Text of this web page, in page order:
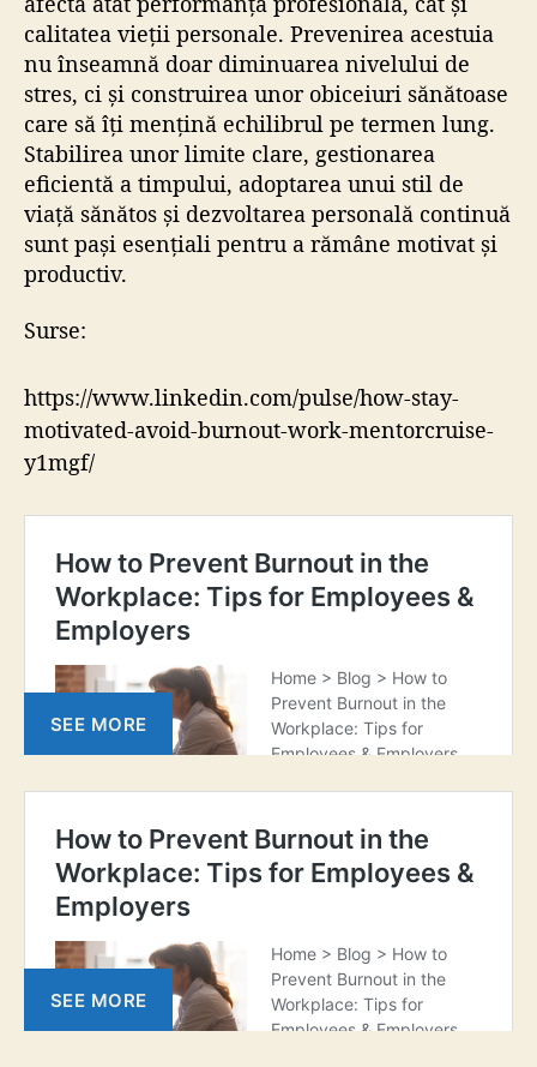
calitatea vieții personale. Prevenirea acestuia
nu înseamnă doar diminuarea nivelului de
stres, ci și construirea unor obiceiuri sănătoase
care să îți mențină echilibrul pe termen lung.
Stabilirea unor limite clare, gestionarea
eficientă a timpului, adoptarea unui stil de
viață sănătos și dezvoltarea personală continuă
sunt pași esențiali pentru a rămâne motivat și
productiv.
Surse:
https://www.linkedin.com/pulse/how-stay-
motivated-avoid-burnout-work-mentorcruise-
y1mgf/
SEE MORE
SEE MORE